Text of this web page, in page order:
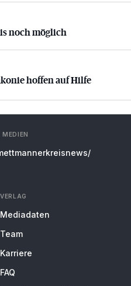
möglich
noch möglich
hoffen auf Hilfe
hoffen auf Hilfe
MEDIEN
VERLAG
Mediadaten
Team
Karriere
FAQ